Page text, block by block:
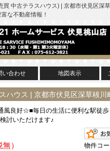
中古テラスハウス) | 京都市伏見区深
な不動産情報！
い合わせ 地図表示
ハウス | 京都市伏見区深草秡川
風良好☆■毎日の生活に便利な駅徒
討いただけます♪
）
物件コ